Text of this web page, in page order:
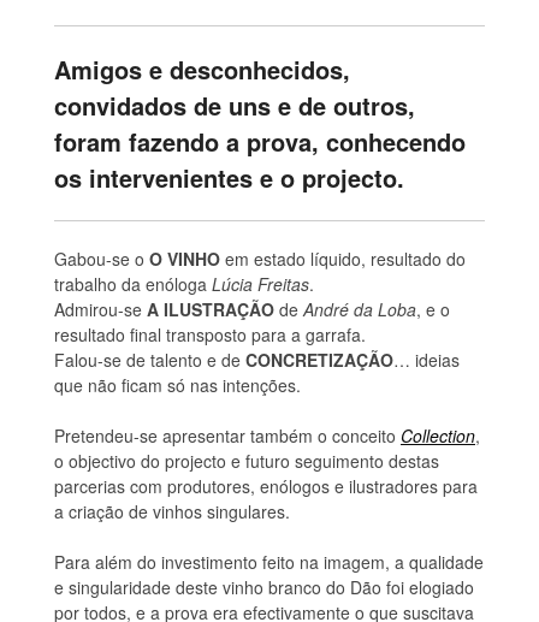
Amigos e desconhecidos,
convidados de uns e de outros,
foram fazendo a prova, conhecendo
os intervenientes e o projecto.
Gabou-se o O VINHO em estado líquido, resultado do
trabalho da enóloga Lúcia Freitas.
Admirou-se A ILUSTRAÇÃO deAndré da Loba, e o
resultado final transposto para a garrafa.
Falou-se de talento e de CONCRETIZAÇÃO… ideias
que não ficam só nas intenções.
Pretendeu-se apresentar também o conceito Collection,
o objectivo do projecto e futuro seguimento destas
parcerias com produtores, enólogos e ilustradores para
a criação de vinhos singulares.
Para além do investimento feito na imagem, a qualidade
e singularidade deste vinho branco do Dão foi elogiado
por todos, e a prova era efectivamente o que suscitava